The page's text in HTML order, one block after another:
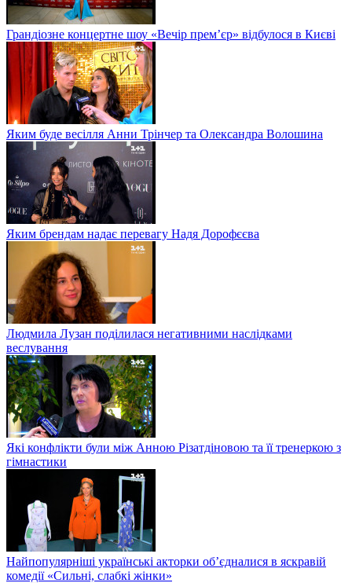
Грандіозне концертне шоу «Вечір прем’єр» відбулося в Києві
Яким буде весілля Анни Трінчер та Олександра Волошина
Яким брендам надає перевагу Надя Дорофєєва
Людмила Лузан поділилася негативними наслідками
веслування
Які конфлікти були між Анною Різатдіновою та її тренеркою з
гімнастики
Найпопулярніші українські акторки об’єдналися в яскравій
комедії «Сильні, слабкі жінки»